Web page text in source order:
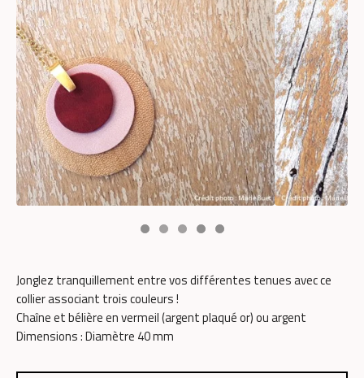
Jonglez tranquillement entre vos différentes tenues avec ce
collier associant trois couleurs !
Chaîne et bélière en vermeil (argent plaqué or) ou argent
Dimensions : Diamètre 40 mm